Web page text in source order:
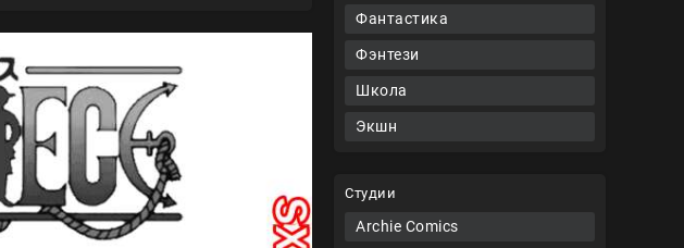
Фантастика
Фэнтези
Школа
Экшн
Студии
Archie Comics